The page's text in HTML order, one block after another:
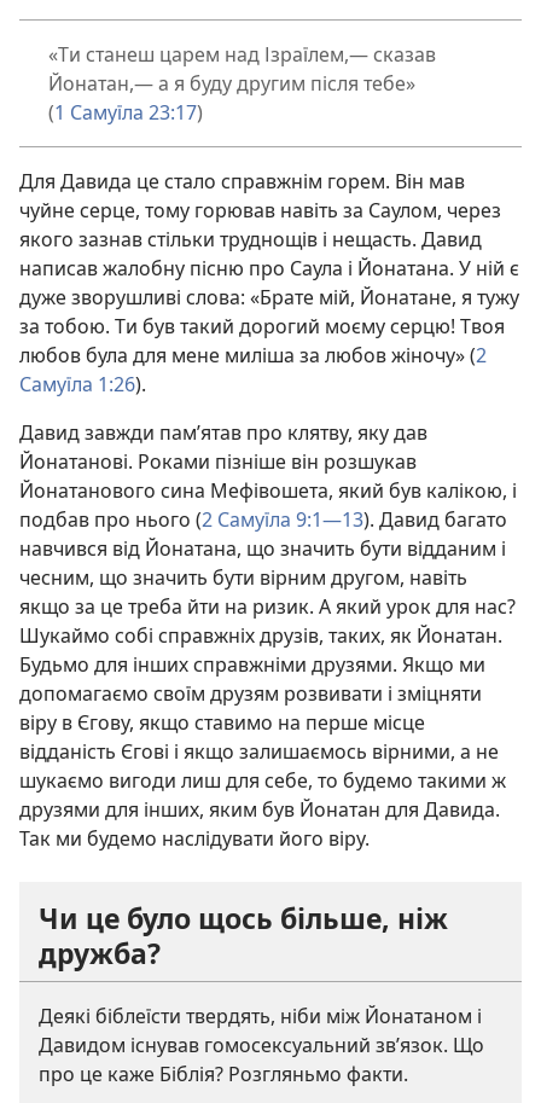
«Ти станеш царем над Ізраїлем,— сказав
Йонатан,— а я буду другим після тебе»
(1 Самуїла 23:17)
Для Давида це стало справжнім горем. Він мав
чуйне серце, тому горював навіть за Саулом, через
якого зазнав стільки труднощів і нещасть. Давид
написав жалобну пісню про Саула і Йонатана. У ній є
дуже зворушливі слова: «Брате мій, Йонатане, я тужу
за тобою. Ти був такий дорогий моєму серцю! Твоя
любов була для мене миліша за любов жіночу» (2
Самуїла 1:26).
Давид завжди пам’ятав про клятву, яку дав
Йонатанові. Роками пізніше він розшукав
Йонатанового сина Мефівошета, який був калікою, і
подбав про нього (2 Самуїла 9:1—13). Давид багато
навчився від Йонатана, що значить бути відданим і
чесним, що значить бути вірним другом, навіть
якщо за це треба йти на ризик. А який урок для нас?
Шукаймо собі справжніх друзів, таких, як Йонатан.
Будьмо для інших справжніми друзями. Якщо ми
допомагаємо своїм друзям розвивати і зміцняти
віру в Єгову, якщо ставимо на перше місце
відданість Єгові і якщо залишаємось вірними, а не
шукаємо вигоди лиш для себе, то будемо такими ж
друзями для інших, яким був Йонатан для Давида.
Так ми будемо наслідувати його віру.
Чи це було щось більше, ніж
дружба?
Деякі біблеїсти твердять, ніби між Йонатаном і
Давидом існував гомосексуальний зв’язок. Що
про це каже Біблія? Розгляньмо факти.